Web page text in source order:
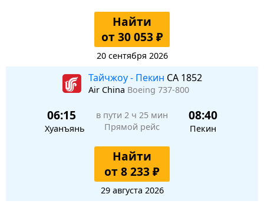
Найти
от 30 053 ₽
20 сентября 2026
Тайчжоу - Пекин CA 1852
Air China Boeing 737-800
06:15
Хуанъянь
в пути 2 ч 25 мин
Прямой рейс
08:40
Пекин
Найти
от 8 233 ₽
29 августа 2026